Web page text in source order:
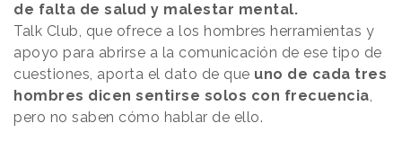
de falta de salud y malestar mental.
Talk Club, que ofrece a los hombres herramientas y
apoyo para abrirse a la comunicación de ese tipo de
cuestiones, aporta el dato de que uno de cada tres
hombres dicen sentirse solos con frecuencia,
pero no saben cómo hablar de ello.